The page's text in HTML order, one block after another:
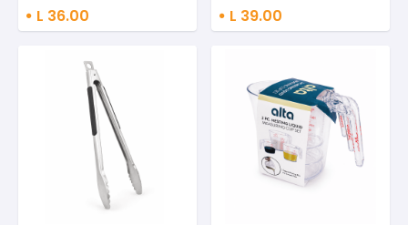
L 36.00 L 39.00